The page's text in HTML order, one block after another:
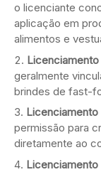
o licenciante
aplicação em
alimentos e
geralmente
brindes de fast-
permissão para
diretamente ao
Licenciamento